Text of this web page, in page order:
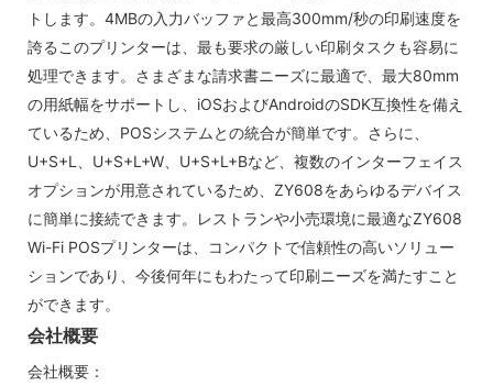
トします。4MBの入力バッファと最高300mm/秒の印刷速度を
誇るこのプリンターは、最も要求の厳しい印刷タスクも容易に
処理できます。さまざまな請求書ニーズに最適で、最大80mm
の用紙幅をサポートし、iOSおよびAndroidのSDK互換性を備え
ているため、POSシステムとの統合が簡単です。さらに、
U+S+L、U+S+L+W、U+S+L+Bなど、複数のインターフェイス
オプションが用意されているため、ZY608をあらゆるデバイス
に簡単に接続できます。レストランや小売環境に最適なZY608
Wi-Fi POSプリンターは、コンパクトで信頼性の高いソリュー
ションであり、今後何年にもわたって印刷ニーズを満たすこと
ができます。
会社概要
会社概要：